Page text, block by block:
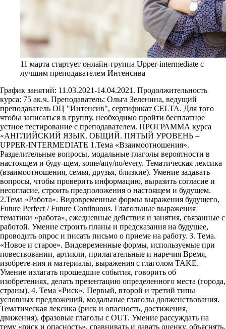
11 марта стартует онлайн-группа Upper-intermediate c
лучшим преподавателем Интенсива
График занятий: 11.03.2021-14.04.2021. Продолжительность
курса: 75 ак.ч. Преподаватель: Ольга Зеленина, ведущий
преподаватель ОЦ "Интенсив", сертификат CELTA. Для того
чтобы записаться в группу, необходимо пройти бесплатное
устное тестирование с преподавателем. ПРОГРАММА курса
«АНГЛИЙСКИЙ ЯЗЫК. ОБЩИЙ. ПЯТЫЙ УРОВЕНЬ –
UPPER-INTERMEDIATE 1.Тема «Взаимоотношения».
Разделительные вопросы, модальные глаголы вероятности в
настоящем и буду-щем, some/any/no/every. Тематическая лексика
(взаимоотношения, семья, друзья, близкие). Умение задавать
вопросы, чтобы проверить информацию, выразить согласие и
несогласие, строить предположения о настоящем и будущем.
2.Тема «Работа». Видовременные формы выражения будущего,
Future Perfect / Future Continuous. Глагольные выражения
тематики «работа», ежедневные действия и занятия, связанные с
работой. Умение строить планы и предсказания на будущее,
проводить опрос и писать письмо о приеме на работу. 3. Тема.
«Новое и старое». Видовременные формы, используемые при
повествовании, артикли, прилагательные и наречия Время,
изобрете-ния и материалы, выражения с глаголом TAKE.
Умение излагать прошедшие события, говорить об
изобретениях, делать презентацию определенного места (города,
страны). 4. Тема «Риск». Первый, второй и третий типы
условных предложений, модальные глаголы долженствования.
Тематическая лексика (риск и опасность, достижения,
движения), фразовые глаголы с OUT. Умение рассуждать на
тему «риск и опасность», сравнивать и давать оценку, объяснять,